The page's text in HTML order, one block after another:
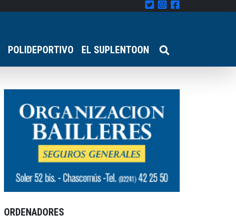
POLIDEPORTIVO EL SUPLENTOON
ORDENADORES